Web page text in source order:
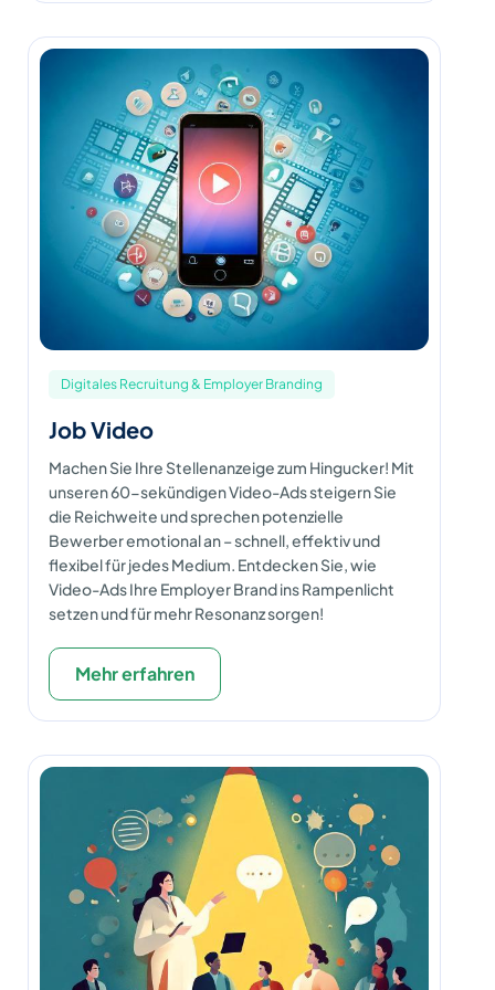
Digitales Recruitung & Employer Branding
Job Video
Machen Sie Ihre Stellenanzeige zum Hingucker! Mit
unseren 60-sekündigen Video-Ads steigern Sie
die Reichweite und sprechen potenzielle
Bewerber emotional an – schnell, effektiv und
flexibel für jedes Medium. Entdecken Sie, wie
Video-Ads Ihre Employer Brand ins Rampenlicht
setzen und für mehr Resonanz sorgen!
Mehr erfahren